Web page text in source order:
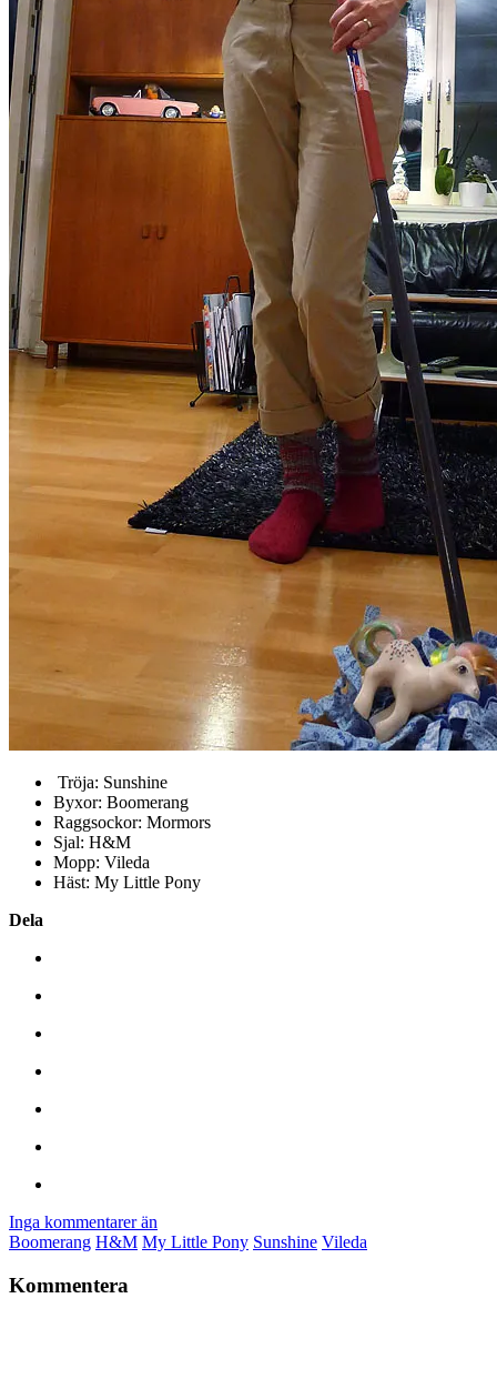
Tröja: Sunshine
Byxor: Boomerang
Raggsockor: Mormors
Sjal: H&M
Mopp: Vileda
Häst: My Little Pony
Dela
Inga kommentarer än
Boomerang H&M My Little Pony Sunshine Vileda
Kommentera